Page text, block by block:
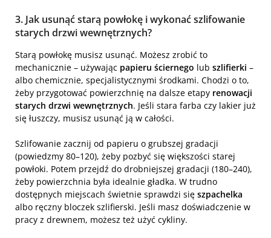
3. Jak usunąć starą powłokę i wykonać szlifowanie
starych drzwi wewnętrznych?
Starą powłokę musisz usunąć. Możesz zrobić to
mechanicznie – używając papieru ściernego lub szlifierki –
albo chemicznie, specjalistycznymi środkami. Chodzi o to,
żeby przygotować powierzchnię na dalsze etapy renowacji
starych drzwi wewnętrznych. Jeśli stara farba czy lakier już
się łuszczy, musisz usunąć ją w całości.
Szlifowanie zacznij od papieru o grubszej gradacji
(powiedzmy 80–120), żeby pozbyć się większości starej
powłoki. Potem przejdź do drobniejszej gradacji (180–240),
żeby powierzchnia była idealnie gładka. W trudno
dostępnych miejscach świetnie sprawdzi się szpachelka
albo ręczny bloczek szlifierski. Jeśli masz doświadczenie w
pracy z drewnem, możesz też użyć cykliny.